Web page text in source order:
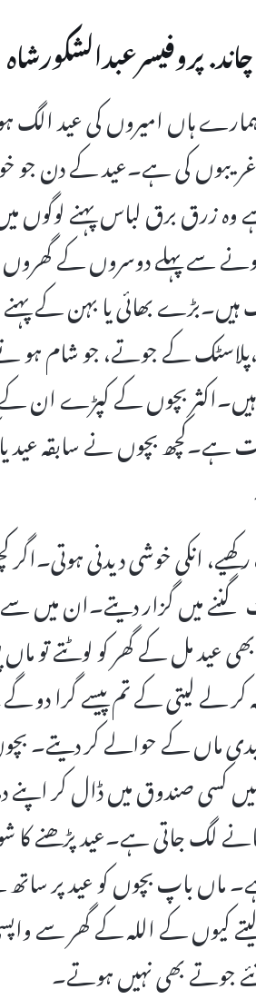
پروفیسرعبدالشکورشاہ
ہاں امیروں کی عید
کی ہے۔عید کے دن جو
زرق برق لباس پہنے لوگوں
سے پہلے دوسروں کے گھروں
ہیں۔بڑے بھائی یا بہن کے
کے جوتے، جو شام ہو
بچوں کے کپڑے ان
ہے۔کچھ بچوں نے سابقہ عید
انکی خوشی دیدنی
میں گزار دیتے۔ان میں
عید مل کے گھر کو لوٹتے تو
لے لیتی کے تم پیسے گرا دو
ماں کے حوالے کر دیتے۔
کسی صندوق میں ڈال کر
لگ جاتی ہے۔عید پڑھنے
ہے۔ ماں باپ بچوں کو عید پر
کیوں کے اللہ کے گھر سے
جوتے بھی نہیں ہوتے۔